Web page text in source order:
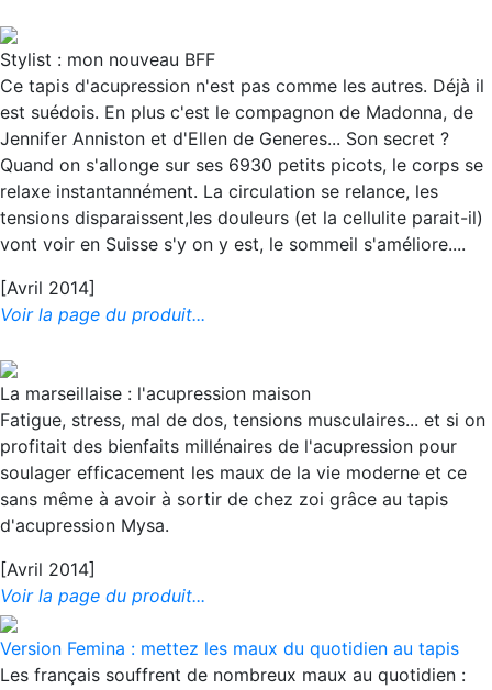
Stylist : mon nouveau BFF
Ce tapis d'acupression n'est pas comme les autres. Déjà il
est suédois. En plus c'est le compagnon de Madonna, de
Jennifer Anniston et d'Ellen de Generes... Son secret ?
Quand on s'allonge sur ses 6930 petits picots, le corps se
relaxe instantannément. La circulation se relance, les
tensions disparaissent,les douleurs (et la cellulite parait-il)
vont voir en Suisse s'y on y est, le sommeil s'améliore....
[Avril 2014]
Voir la page du produit...
La marseillaise : l'acupression maison
Fatigue, stress, mal de dos, tensions musculaires... et si on
profitait des bienfaits millénaires de l'acupression pour
soulager efficacement les maux de la vie moderne et ce
sans même à avoir à sortir de chez zoi grâce au tapis
d'acupression Mysa.
[Avril 2014]
Voir la page du produit...
Version Femina : mettez les maux du quotidien au tapis
Les français souffrent de nombreux maux au quotidien :